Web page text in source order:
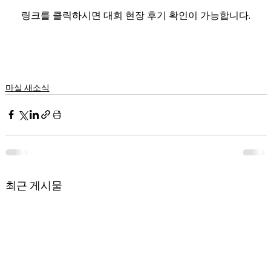
링크를 클릭하시면 대회 현장 후기 확인이 가능합니다.
마실 새소식
최근 게시물